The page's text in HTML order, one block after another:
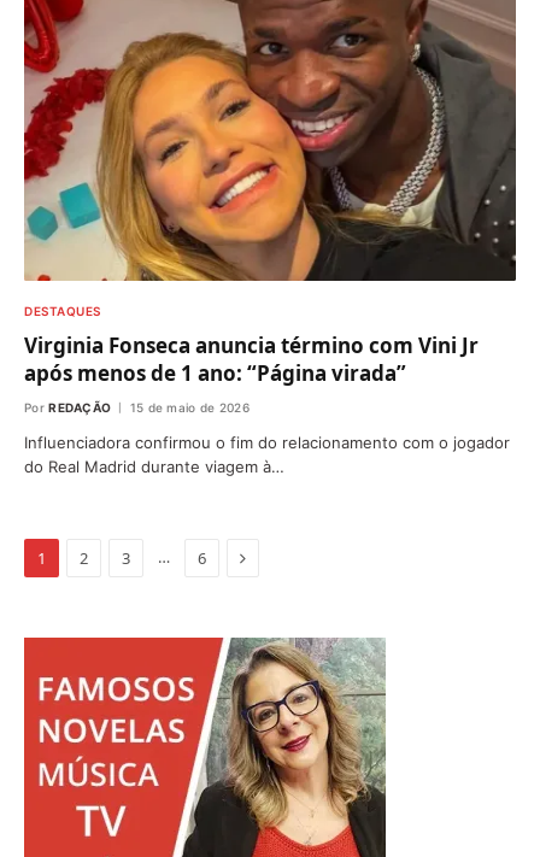
DESTAQUES
Virginia Fonseca anuncia término com Vini Jr
após menos de 1 ano: “Página virada”
Por REDAÇÃO 15 de maio de 2026
Influenciadora confirmou o fim do relacionamento com o jogador
do Real Madrid durante viagem à…
1 2 3 … 6 Proximo